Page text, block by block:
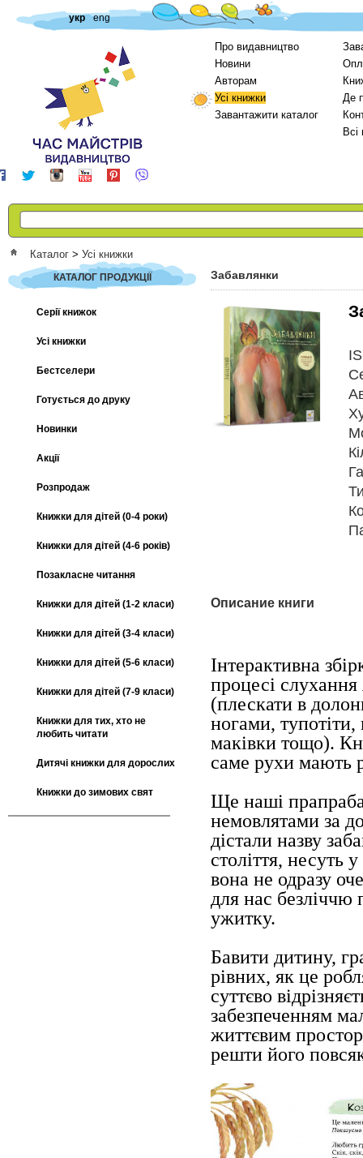
укр eng
Про видавництво
Новини
Авторам
Усі книжки
Завантажити каталог
Де
Каталог > Усі книжки
КАТАЛОГ ПРОДУКЦІЇ
Серії книжок
Усі книжки
Бестселери
Готується до друку
Новинки
Акції
Розпродаж
Книжки для дітей (0-4 роки)
Книжки для дітей (4-6 років)
Позакласне читання
Книжки для дітей (1-2 класи)
Книжки для дітей (3-4 класи)
Книжки для дітей (5-6 класи)
Книжки для дітей (7-9 класи)
Книжки для тих, хто не
любить читати
Дитячі книжки для дорослих
Книжки до зимових свят
Забавлянки
Описание книги
Інтерактивна
процесі
(плескати в
ногами,
маківки тощо).
саме рухи мають
Ще наші
немовлятами за
дістали назву
століття, несуть
вона не одразу
для нас безліччю
ужитку.
Бавити дитину,
рівних, як це
суттєво
забезпеченням
життєвим
решти його